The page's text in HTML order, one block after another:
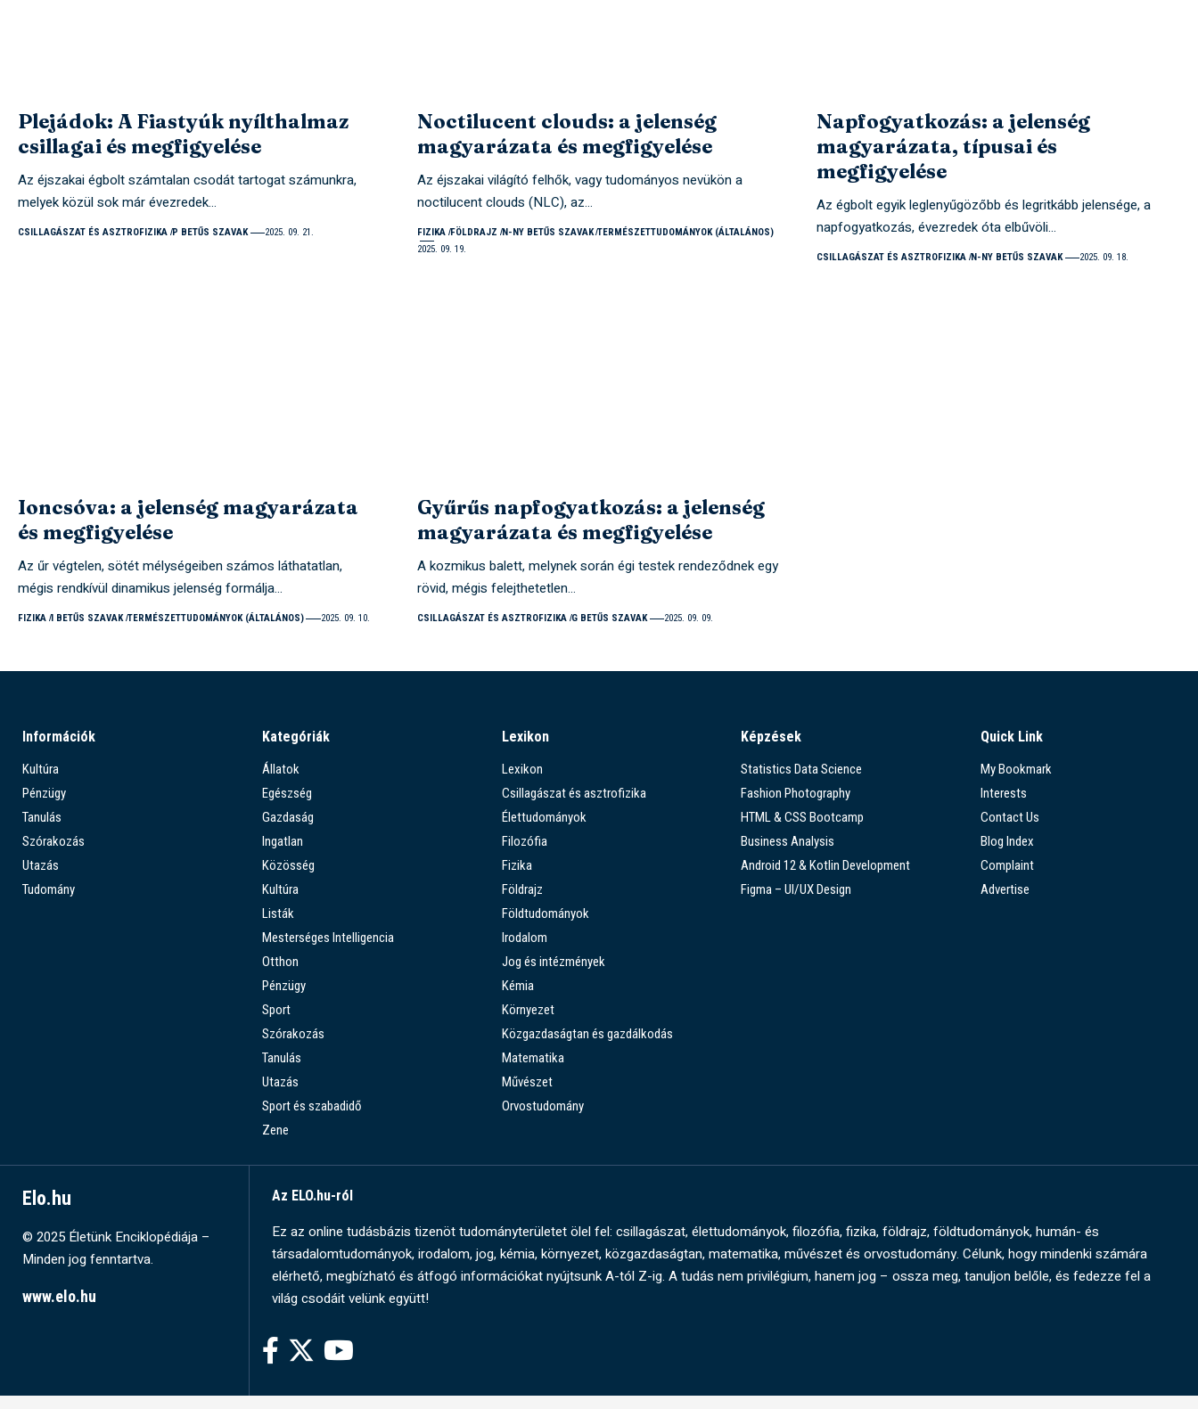
Plejádok: A Fiastyúk nyílthalmaz
csillagai és megfigyelése
Az éjszakai égbolt számtalan csodát tartogat számunkra,
melyek közül sok már évezredek…
CSILLAGÁSZAT ÉS ASZTROFIZIKA P BETŰS SZAVAK 2025. 09. 21.
Noctilucent clouds: a jelenség
magyarázata és megfigyelése
Az éjszakai világító felhők, vagy tudományos nevükön a
noctilucent clouds (NLC), az…
FIZIKA FÖLDRAJZ N-NY BETŰS SZAVAK TERMÉSZETTUDOMÁNYOK (ÁLTALÁNOS)
2025. 09. 19.
Napfogyatkozás: a jelenség
magyarázata, típusai és
megfigyelése
Az égbolt egyik leglenyűgözőbb és legritkább jelensége, a
napfogyatkozás, évezredek óta elbűvöli…
CSILLAGÁSZAT ÉS ASZTROFIZIKA N-NY BETŰS SZAVAK 2025. 09. 18.
Ioncsóva: a jelenség magyarázata
és megfigyelése
Az űr végtelen, sötét mélységeiben számos láthatatlan,
mégis rendkívül dinamikus jelenség formálja…
FIZIKA I BETŰS SZAVAK TERMÉSZETTUDOMÁNYOK (ÁLTALÁNOS) 2025. 09. 10.
Gyűrűs napfogyatkozás: a jelenség
magyarázata és megfigyelése
A kozmikus balett, melynek során égi testek rendeződnek egy
rövid, mégis felejthetetlen…
CSILLAGÁSZAT ÉS ASZTROFIZIKA G BETŰS SZAVAK 2025. 09. 09.
Információk
Kultúra
Pénzügy
Tanulás
Szórakozás
Utazás
Tudomány
Kategóriák
Állatok
Egészség
Gazdaság
Ingatlan
Közösség
Kultúra
Listák
Mesterséges Intelligencia
Otthon
Pénzügy
Sport
Szórakozás
Tanulás
Utazás
Sport és szabadidő
Zene
Lexikon
Lexikon
Csillagászat és asztrofizika
Élettudományok
Filozófia
Fizika
Földrajz
Földtudományok
Irodalom
Jog és intézmények
Kémia
Környezet
Közgazdaságtan és gazdálkodás
Matematika
Művészet
Orvostudomány
Képzések
Statistics Data Science
Fashion Photography
HTML & CSS Bootcamp
Business Analysis
Android 12 & Kotlin Development
Figma – UI/UX Design
Quick Link
My Bookmark
Interests
Contact Us
Blog Index
Complaint
Advertise
Elo.hu
© 2025 Életünk Enciklopédiája –
Minden jog fenntartva.
www.elo.hu
Az ELO.hu-ról
Ez az online tudásbázis tizenöt tudományterületet ölel fel: csillagászat, élettudományok, filozófia, fizika, földrajz, földtudományok, humán- és
társadalomtudományok, irodalom, jog, kémia, környezet, közgazdaságtan, matematika, művészet és orvostudomány. Célunk, hogy mindenki számára
elérhető, megbízható és átfogó információkat nyújtsunk A-tól Z-ig. A tudás nem privilégium, hanem jog – ossza meg, tanuljon belőle, és fedezze fel a
világ csodáit velünk együtt!